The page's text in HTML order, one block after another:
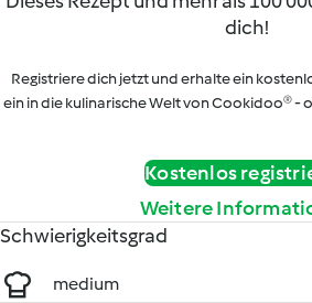
dich!
Registriere dich jetzt und erhalte ein
ein in die kulinarische Welt von Cookidoo® -
Kostenlos
Weitere
Schwierigkeitsgrad
medium